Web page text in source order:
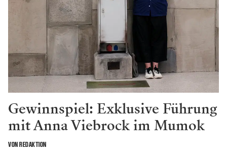
Gewinnspiel: Exklusive Führung
mit Anna Viebrock im Mumok
VON REDAKTION